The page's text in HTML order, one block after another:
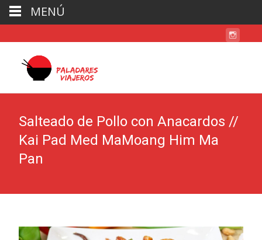
Salteado de Pollo con Anacardos //
Kai Pad Med MaMoang Him Ma
Pan
MENÚ